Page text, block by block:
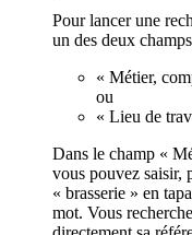
Pour lancer une
un des deux
« Métier,
ou
« Lieu de
Dans le champ «
vous pouvez saisir,
« brasserie » en
mot. Vous